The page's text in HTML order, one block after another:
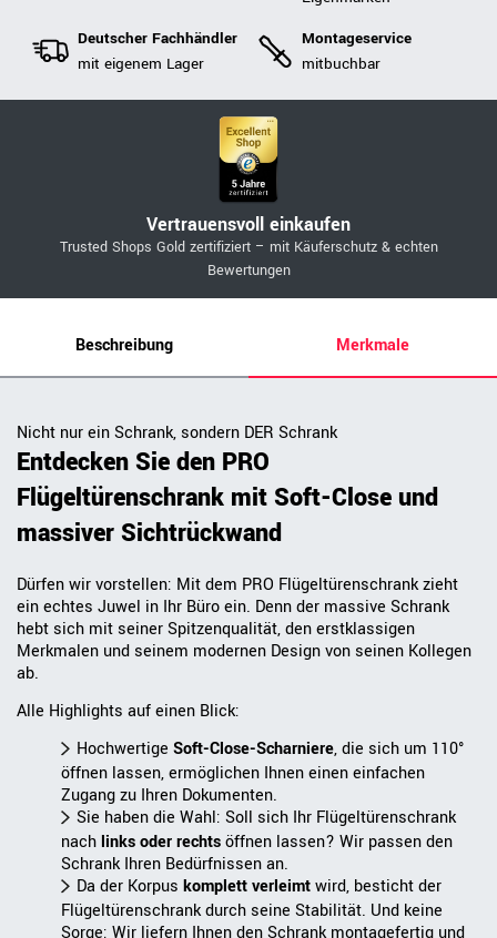
Deutscher Fachhändler
mit eigenem Lager
Montageservice
mitbuchbar
Vertrauensvoll einkaufen
Trusted Shops Gold zertifiziert – mit Käuferschutz & echten
Bewertungen
Beschreibung Merkmale
Nicht nur ein Schrank, sondern DER Schrank
Entdecken Sie den PRO
Flügeltürenschrank mit Soft-Close und
massiver Sichtrückwand
Dürfen wir vorstellen: Mit dem PRO Flügeltürenschrank zieht
ein echtes Juwel in Ihr Büro ein. Denn der massive Schrank
hebt sich mit seiner Spitzenqualität, den erstklassigen
Merkmalen und seinem modernen Design von seinen Kollegen
ab.
Alle Highlights auf einen Blick:
Hochwertige Soft-Close-Scharniere, die sich um 110°
öffnen lassen, ermöglichen Ihnen einen einfachen
Zugang zu Ihren Dokumenten.
Sie haben die Wahl: Soll sich Ihr Flügeltürenschrank
nachlinks oder rechtsöffnen lassen? Wir passen den
Schrank Ihren Bedürfnissen an.
Da der Korpus komplett verleimtwird, besticht der
Flügeltürenschrank durch seine Stabilität. Und keine
Sorge: Wir liefern Ihnen den Schrank montagefertig und